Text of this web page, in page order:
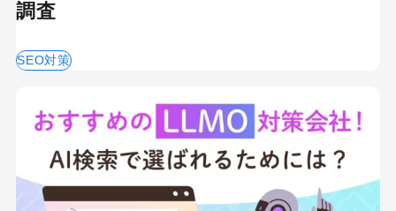
調査
SEO対策